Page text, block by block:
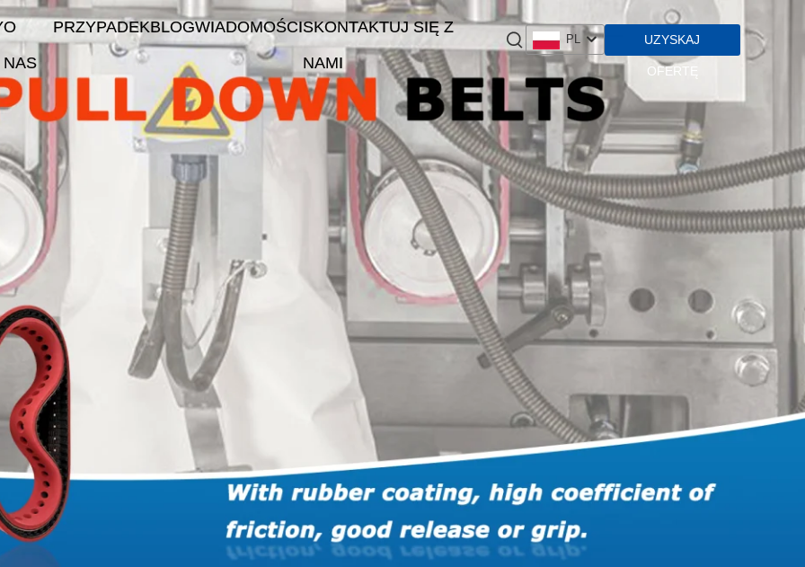
O
NAS
PRZYPADEKBLOGWIADOMOŚCISKONTAKTUJ SIĘ Z
NAMI
PL UZYSKAJ
OFERTĘ